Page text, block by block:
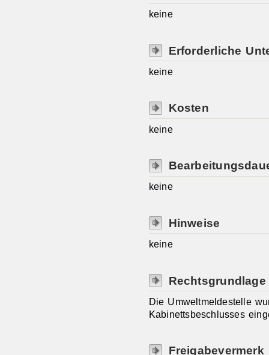
keine
Erforderliche
keine
Kosten
keine
keine
Hinweise
keine
Rechtsgrundlage
Die Umweltmeldestelle
Kabinettsbeschlusses
Freigabevermerk